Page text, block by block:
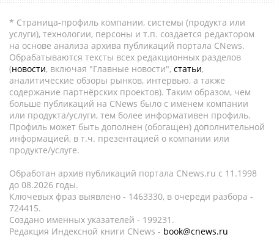
* Страница-профиль компании, системы (продукта или
услуги), технологии, персоны и т.п. создается редактором
на основе анализа архива публикаций портала CNews.
Обрабатываются тексты всех редакционных разделов
(новости, включая "Главные новости", статьи,
аналитические обзоры рынков, интервью, а также
содержание партнёрских проектов). Таким образом, чем
больше публикаций на CNews было с именем компании
или продукта/услуги, тем более информативен профиль.
Профиль может быть дополнен (обогащен) дополнительной
информацией, в т.ч. презентацией о компании или
продукте/услуге.
Обработан архив публикаций портала CNews.ru c 11.1998
до 08.2026 годы.
Ключевых фраз выявлено - 1463330, в очереди разбора -
724415.
Создано именных указателей - 199231.
Редакция Индексной книги CNews - book@cnews.ru